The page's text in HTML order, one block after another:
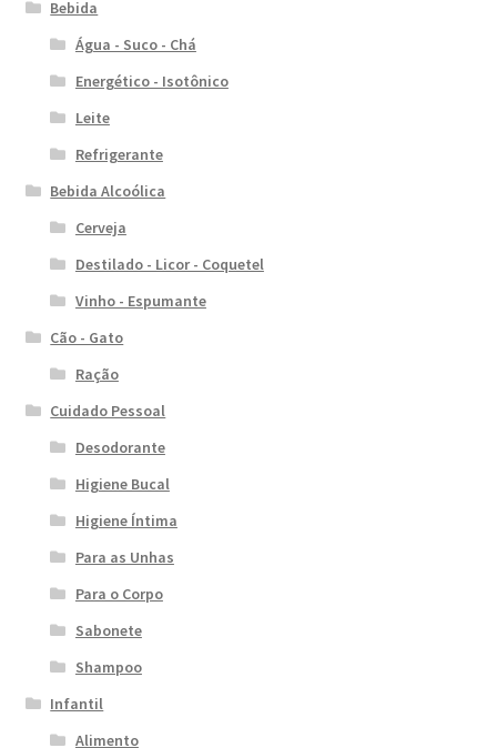
Bebida
Água - Suco - Chá
Energético - Isotônico
Leite
Refrigerante
Bebida Alcoólica
Cerveja
Destilado - Licor - Coquetel
Vinho - Espumante
Cão - Gato
Ração
Cuidado Pessoal
Desodorante
Higiene Bucal
Higiene Íntima
Para as Unhas
Para o Corpo
Sabonete
Shampoo
Infantil
Alimento